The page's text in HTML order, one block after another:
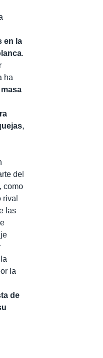
en la
.
ha
,
del
como
las
la
de